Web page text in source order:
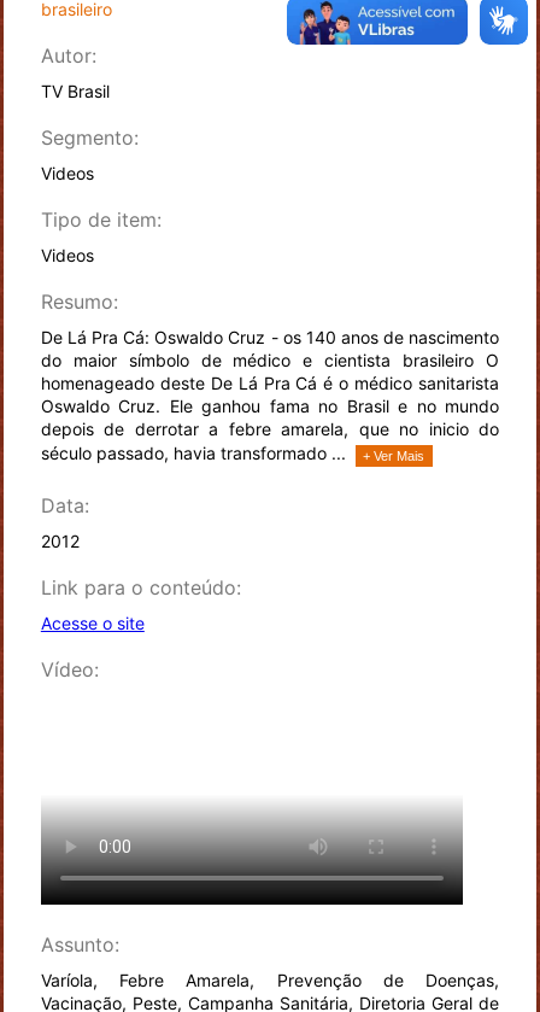
brasileiro
Autor:
TV Brasil
Segmento:
Videos
Tipo de item:
Videos
Resumo:
De Lá Pra Cá: Oswaldo Cruz - os 140 anos de nascimento
do maior símbolo de médico e cientista brasileiro O
homenageado deste De Lá Pra Cá é o médico sanitarista
Oswaldo Cruz. Ele ganhou fama no Brasil e no mundo
depois de derrotar a febre amarela, que no inicio do
século passado, havia transformado ...
+ Ver Mais
Data:
2012
Link para o conteúdo:
Acesse o site
Vídeo:
Assunto:
Varíola, Febre Amarela, Prevenção de Doenças,
Vacinação, Peste, Campanha Sanitária, Diretoria Geral de